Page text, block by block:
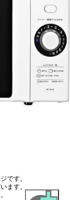
です。
ます。